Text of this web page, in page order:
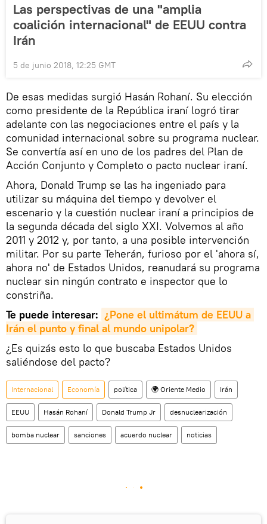
Las perspectivas de una "amplia
coalición internacional" de EEUU contra
Irán
5 de junio 2018, 12:25 GMT
De esas medidas surgió Hasán Rohaní. Su elección
como presidente de la República iraní logró tirar
adelante con las negociaciones entre el país y la
comunidad internacional sobre su programa nuclear.
Se convertía así en uno de los padres del Plan de
Acción Conjunto y Completo o pacto nuclear iraní.
Ahora, Donald Trump se las ha ingeniado para
utilizar su máquina del tiempo y devolver el
escenario y la cuestión nuclear iraní a principios de
la segunda década del siglo XXI. Volvemos al año
2011 y 2012 y, por tanto, a una posible intervención
militar. Por su parte Teherán, furioso por el 'ahora sí,
ahora no' de Estados Unidos, reanudará su programa
nuclear sin ningún contrato e inspector que lo
constriña.
Te puede interesar: ¿Pone el ultimátum de EEUU a
Irán el punto y final al mundo unipolar?
¿Es quizás esto lo que buscaba Estados Unidos
saliéndose del pacto?
Internacional Economía política 🌍 Oriente Medio Irán
EEUU Hasán Rohaní Donald Trump Jr desnuclearización
bomba nuclear sanciones acuerdo nuclear noticias